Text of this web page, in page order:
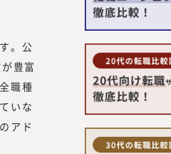
に登録いただいているプ
。国内最大級のプロフェ
して、多くのプロフェ
ェッショナル人材の採用
な目線で「本当に必要
おります。
情報」を提供するために
なく、読者の目線で調査
。公
豊富
職種
いな
アド